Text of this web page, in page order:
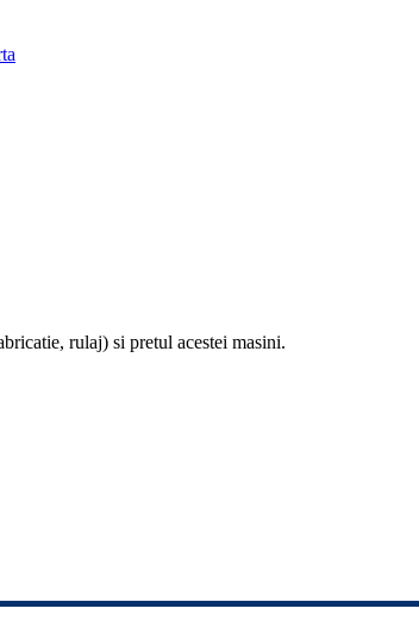
rulaj) si pretul acestei masini.